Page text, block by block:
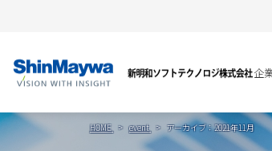
企
HOME event アーカイブ：2021年11月